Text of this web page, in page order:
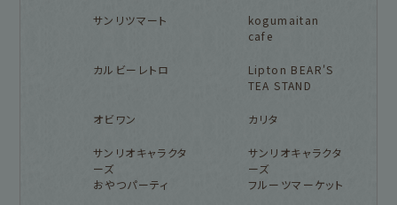
サンリツマート
kogumaitan
cafe
カルビーレトロ
Lipton BEAR'S
TEA STAND
オビワン カリタ
サンリオキャラクタ
ーズ
おやつパーティ
サンリオキャラクタ
ーズ
フルーツマーケット